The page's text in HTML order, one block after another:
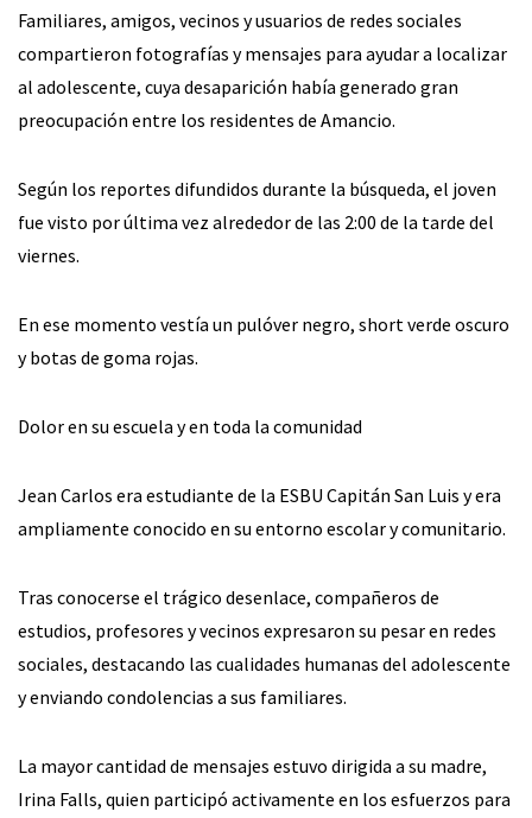
Familiares, amigos, vecinos y usuarios de redes sociales
compartieron fotografías y mensajes para ayudar a localizar
al adolescente, cuya desaparición había generado gran
preocupación entre los residentes de Amancio.
Según los reportes difundidos durante la búsqueda, el joven
fue visto por última vez alrededor de las 2:00 de la tarde del
viernes.
En ese momento vestía un pulóver negro, short verde oscuro
y botas de goma rojas.
Dolor en su escuela y en toda la comunidad
Jean Carlos era estudiante de la ESBU Capitán San Luis y era
ampliamente conocido en su entorno escolar y comunitario.
Tras conocerse el trágico desenlace, compañeros de
estudios, profesores y vecinos expresaron su pesar en redes
sociales, destacando las cualidades humanas del adolescente
y enviando condolencias a sus familiares.
La mayor cantidad de mensajes estuvo dirigida a su madre,
Irina Falls, quien participó activamente en los esfuerzos para